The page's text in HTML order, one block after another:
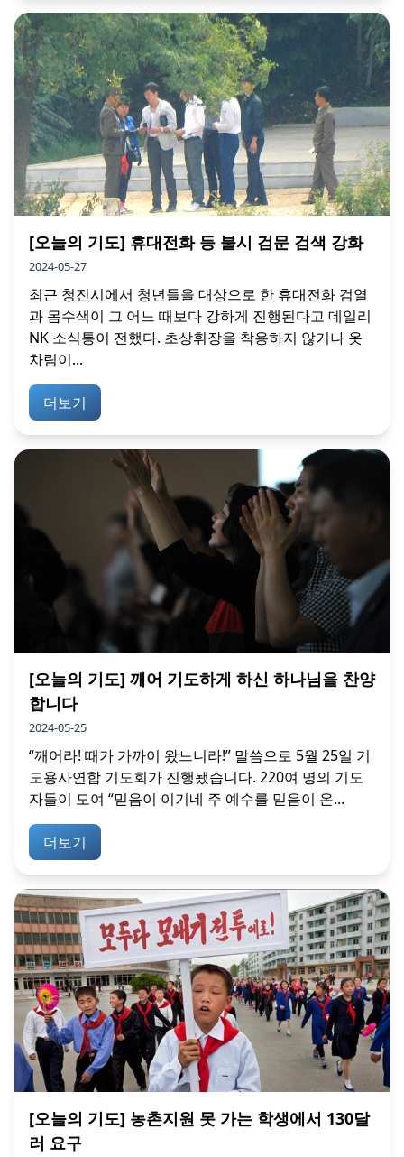
[오늘의 기도] 휴대전화 등 불시 검문 검색 강화
2024-05-27
최근 청진시에서 청년들을 대상으로 한 휴대전화 검열
과 몸수색이 그 어느 때보다 강하게 진행된다고 데일리
NK 소식통이 전했다. 초상휘장을 착용하지 않거나 옷
차림이...
더보기
[오늘의 기도] 깨어 기도하게 하신 하나님을 찬양
합니다
2024-05-25
“깨어라! 때가 가까이 왔느니라!” 말씀으로 5월 25일 기
도용사연합 기도회가 진행됐습니다. 220여 명의 기도
자들이 모여 “믿음이 이기네 주 예수를 믿음이 온...
더보기
[오늘의 기도] 농촌지원 못 가는 학생에서 130달
러 요구